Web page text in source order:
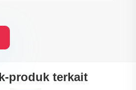
produk terkait